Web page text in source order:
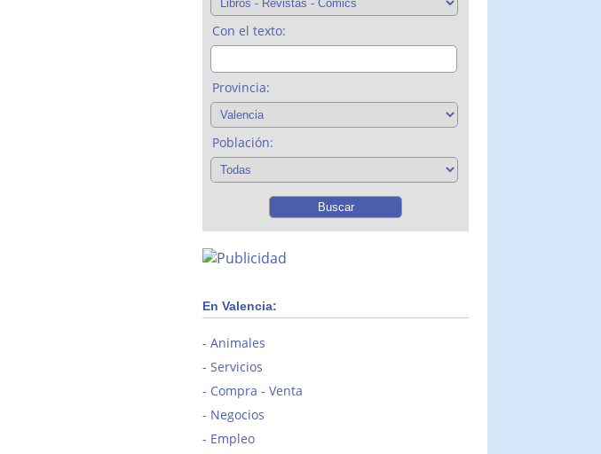
Con el texto:
Provincia:
Población:
En Valencia:
Animales
Servicios
Compra - Venta
Negocios
Empleo